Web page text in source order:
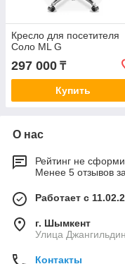
Кресло для посетителя
Соло ML G
297 000 ₸
Купить
О нас
Рейтинг не
Менее 5 отзывов
Работает с
г. Шымкент
Улица
Контакты